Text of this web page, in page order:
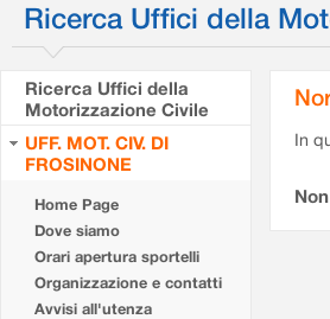
Ricerca Uffici della
Ricerca Uffici della
Motorizzazione Civile
UFF. MOT. CIV. DI
FROSINONE
Home Page
Dove siamo
Orari apertura sportelli
Organizzazione e contatti
Avvisi all'utenza
In